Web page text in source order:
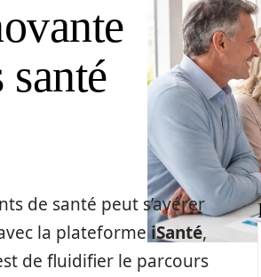
de santé peut s’avérer
la plateformeiSanté,
de fluidifier le parcours